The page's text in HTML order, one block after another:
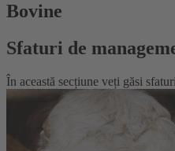
Bovine
Sfaturi de
În această secțiune veți găsi